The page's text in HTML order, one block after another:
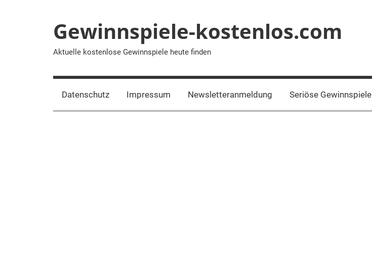
Gewinnspiele-kostenlos.com
Aktuelle kostenlose Gewinnspiele heute finden
Datenschutz Impressum Newsletteranmeldung Seriöse Gewinnspiele